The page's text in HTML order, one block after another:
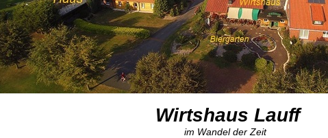
Wirtshaus Lauff
im Wandel der Zeit